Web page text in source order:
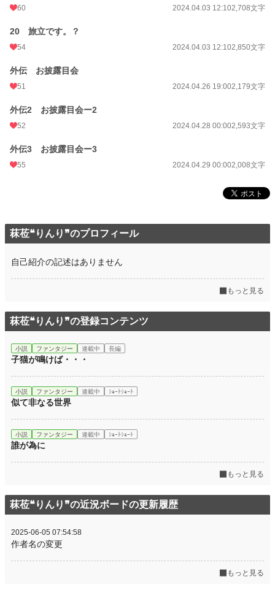
60 2024.04.03 12:102,708文字
20 旅立です。？
54 2024.04.03 12:102,850文字
外伝 お披露目会
51 2024.04.26 19:002,179文字
外伝2 お披露目会ー2
52 2024.04.28 00:002,593文字
外伝3 お披露目会ー3
55 2024.04.29 00:002,008文字
菻莅❝りんり❞のプロフィール
自己紹介の記述はありません
もっと見る
菻莅❝りんり❞の登録コンテンツ
小説 ファンタジー 連載中 長編
子猫が鳴けば・・・
小説 ファンタジー 連載中 ｼｮｰﾄｼｮｰﾄ
似て非なる世界
小説 ファンタジー 連載中 ｼｮｰﾄｼｮｰﾄ
誰が為に
もっと見る
菻莅❝りんり❞の近況ボードの更新履歴
2025-06-05 07:54:58
作者名の変更
もっと見る